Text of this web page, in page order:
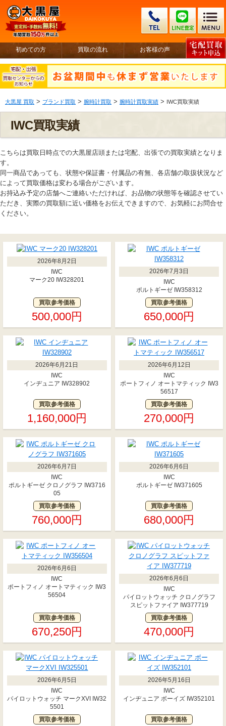
初めての方 買取の流れ お客様の声
大黒屋 買取 > ブランド買取 > 腕時計買取 > 腕時計買取実績 > IWC買取実績
IWC買取実績
こちらは買取日時点での大黒屋店頭または宅配、出張での買取実績となりま
す。
同一商品であっても、状態や保証書・付属品の有無、各店舗の取扱状況など
によって買取価格は変わる場合がございます。
お持込み予定の店舗へご連絡いただければ、お品物の状態等を確認させてい
ただき、実際の買取額に近い価格をお伝えできますので、お気軽にお問合せ
ください。
2026年8月2日
IWC
マーク20 IW328201
買取参考価格
500,000円
2026年7月3日
IWC
ポルトギーゼ IW358312
買取参考価格
650,000円
2026年6月21日
IWC
インヂュニア IW328902
買取参考価格
1,160,000円
2026年6月12日
IWC
ポートフィノ オートマティック IW3
56517
買取参考価格
270,000円
2026年6月7日
IWC
ポルトギーゼ クロノグラフ IW3716
05
買取参考価格
760,000円
2026年6月6日
IWC
ポルトギーゼ IW371605
買取参考価格
680,000円
2026年6月6日
IWC
ポートフィノ オートマティック IW3
56504
買取参考価格
670,250円
2026年6月6日
IWC
パイロットウォッチ クロノグラフ
スピットファイア IW377719
買取参考価格
470,000円
2026年6月5日
IWC
パイロットウォッチ マークXVI IW32
5501
買取参考価格
2026年5月16日
IWC
インヂュニア ボーイズ IW352101
買取参考価格